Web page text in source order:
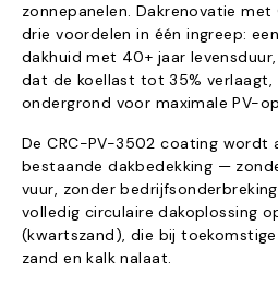
zonnepanelen. Dakrenovatie
drie voordelen in één ingreep:
dakhuid met 40+ jaar
dat de koellast tot 35% verlaagt,
ondergrond voor maximale PV-
De CRC-PV-3502 coating wordt
bestaande dakbedekking —
vuur, zonder
volledig circulaire dakoplossing
(kwartszand), die bij
zand en kalk nalaat.